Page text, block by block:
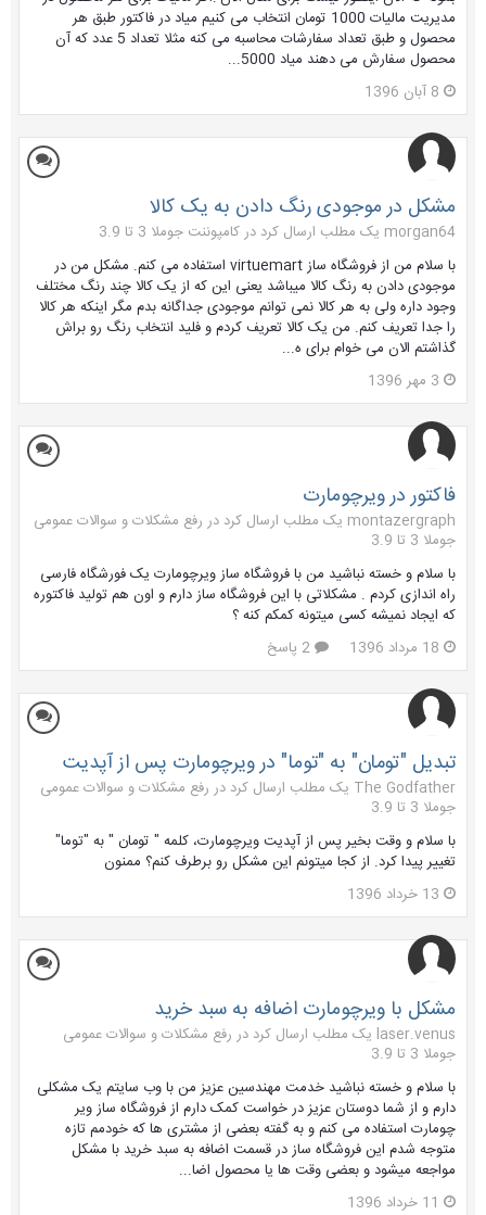
مدیریت مالیات 1000 تومان انتخاب می کنیم میاد در فاکتور طبق هر
محصول و طبق تعداد سفارشات محاسبه می کنه مثلا تعداد 5 عدد که آن
محصول سفارش می دهند میاد 5000...
8 آبان 1396
مشکل در موجودی رنگ دادن به یک کالا
morgan64 یک مطلب ارسال کرد در
کامپوننت جوملا 3 تا 3.9
با سلام من از فروشگاه ساز virtuemart استفاده می کنم. مشکل من در
موجودی دادن به رنگ کالا میباشد یعنی این که از یک کالا چند رنگ مختلف
وجود داره ولی به هر کالا نمی توانم موجودی جداگانه بدم مگر اینکه هر کالا
را جدا تعریف کنم. من یک کالا تعریف کردم و فلید انتخاب رنگ رو براش
گذاشتم الان می خوام برای ه...
3 مهر 1396
فاکتور در ویرچومارت
montazergraph یک مطلب ارسال کرد در
رفع مشکلات و سوالات عمومی
جوملا 3 تا 3.9
با سلام و خسته نباشید من با فروشگاه ساز ویرچومارت یک فورشگاه فارسی
راه اندازی کردم . مشکلاتی با این فروشگاه ساز دارم و اون هم تولید فاکتوره
که ایجاد نمیشه کسی میتونه کمکم کنه ؟
18 مرداد 1396
تبدیل "تومان" به "توما" در ویرچومارت پس از آپدیت
The Godfather یک مطلب ارسال کرد در
رفع مشکلات و سوالات عمومی
جوملا 3 تا 3.9
با سلام و وقت بخیر پس از آپدیت ویرچومارت، کلمه " تومان " به "توما"
تغییر پیدا کرد. از کجا میتونم این مشکل رو برطرف کنم؟ ممنون
13 خرداد 1396
مشکل با ویرچومارت اضافه به سبد خرید
laser.venus یک مطلب ارسال کرد در
رفع مشکلات و سوالات عمومی
جوملا 3 تا 3.9
با سلام و خسته نباشید خدمت مهندسین عزیز من با وب سایتم یک مشکلی
دارم و از شما دوستان عزیز در خواست کمک دارم از فروشگاه ساز ویر
چومارت استفاده می کنم و به گفته بعضی از مشتری ها که خودمم تازه
متوجه شدم این فروشگاه ساز در قسمت اضافه به سبد خرید با مشکل
مواجعه میشود و بعضی وقت ها یا محصول اضا...
11 خرداد 1396